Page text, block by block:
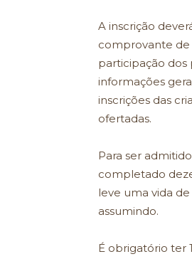
A inscrição
comprovante de
participação dos
informações
inscrições das
ofertadas.
Para ser
completado
leve uma vida
assumindo.
É obrigatório ter